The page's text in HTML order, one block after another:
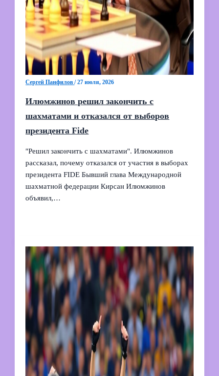
Сергей Панфилов/27 июля, 2026
Илюмжинов решил закончить с
шахматами и отказался от выборов
президента Fide
"Решил закончить с шахматами". Илюмжинов
рассказал, почему отказался от участия в выборах
президента FIDE Бывший глава Международной
шахматной федерации Кирсан Илюмжинов
объявил,…